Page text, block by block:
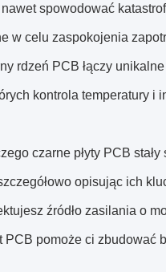
spowodować
w celu zaspokojenia
rdzeń PCB łączy
kontrola temperatury i
czarne płyty PCB
opisując ich
źródło zasilania o
PCB pomoże ci zbudować